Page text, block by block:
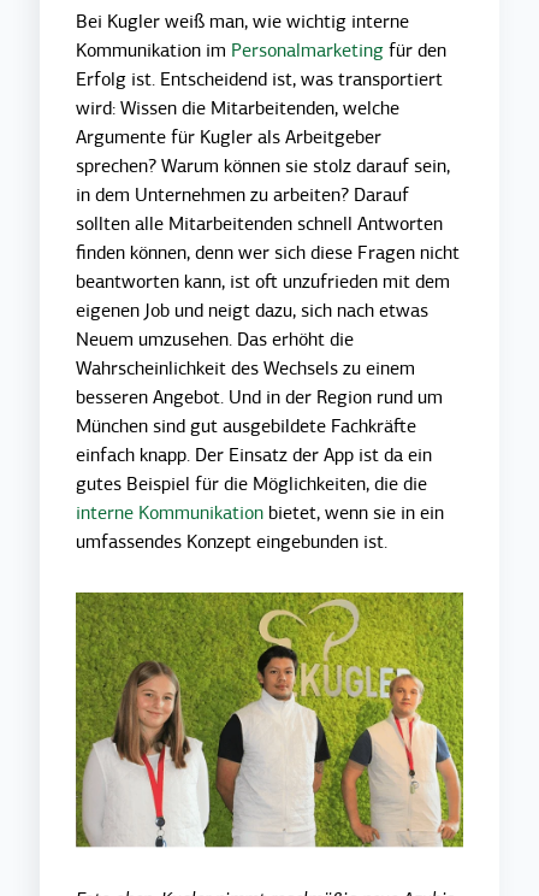
Bei Kugler weiß man,wie wichtig interne
Kommunikation im Personalmarketingfür den
Erfolg ist. Entscheidend ist, was transportiert
wird: Wissen die Mitarbeitenden, welche
Argumente für Kugler als Arbeitgeber
sprechen? Warum können sie stolz darauf sein,
in dem Unternehmen zu arbeiten? Darauf
sollten alle Mitarbeitenden schnell Antworten
finden können, denn wer sich diese Fragen nicht
beantworten kann, ist oft unzufrieden mit dem
eigenen Job und neigt dazu, sich nach etwas
Neuem umzusehen. Das erhöht die
Wahrscheinlichkeit des Wechsels zu einem
besseren Angebot. Und in der Region rund um
München sind gut ausgebildete Fachkräfte
einfach knapp. Der Einsatz der App ist da ein
gutes Beispiel für die Möglichkeiten, die die
interne Kommunikation bietet, wenn sie in ein
umfassendes Konzept eingebunden ist.